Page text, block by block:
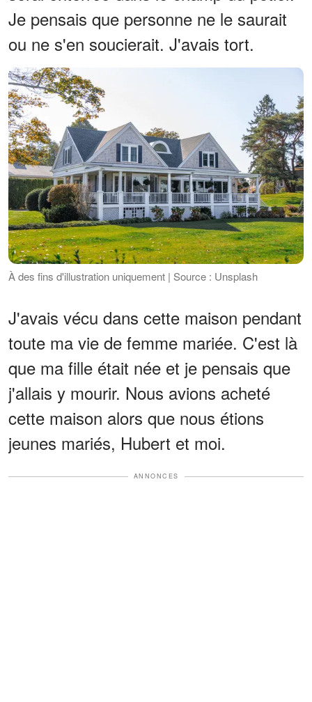
Je pensais que personne ne le saurait
ou ne s'en soucierait. J'avais tort.
À des fins d'illustration uniquement | Source : Unsplash
J'avais vécu dans cette maison pendant
toute ma vie de femme mariée. C'est là
que ma fille était née et je pensais que
j'allais y mourir. Nous avions acheté
cette maison alors que nous étions
jeunes mariés, Hubert et moi.
ANNONCES